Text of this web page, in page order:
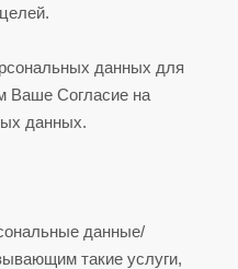
данных для
Ваше Согласие на
данных.
данные/
такие услуги,